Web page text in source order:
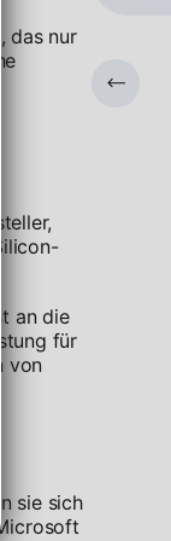
das nur
an die
für
von
sie sich